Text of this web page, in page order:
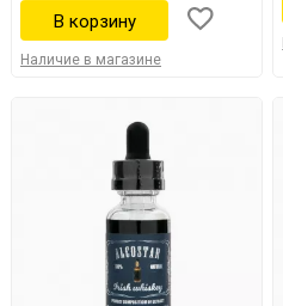
Наличие в магазине